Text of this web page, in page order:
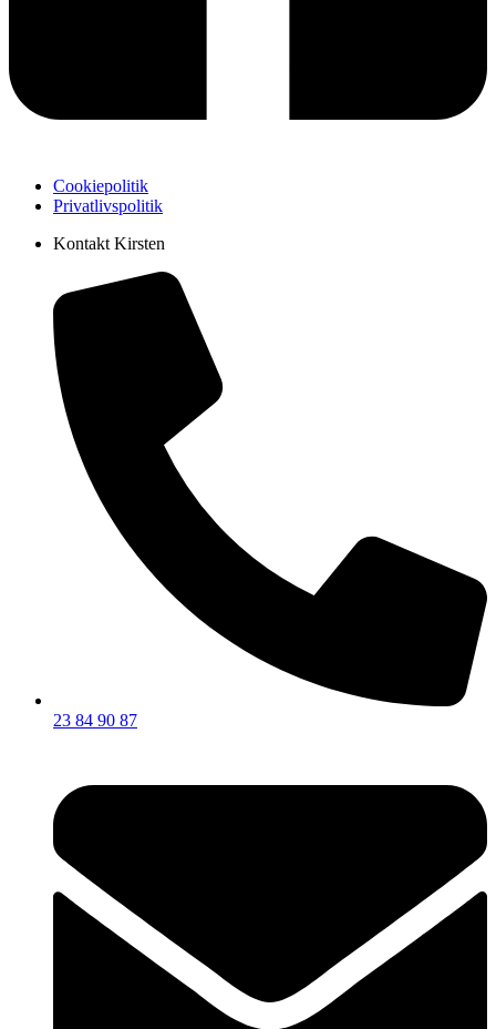
Cookiepolitik
Privatlivspolitik
Kontakt Kirsten
23 84 90 87